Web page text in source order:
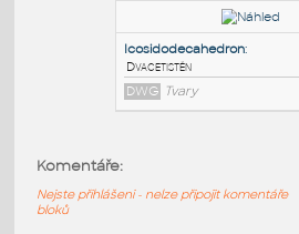
150830-Ikosaeder-
Koule, dvacetistěn,
IPT Tvary
normály
Komentáře:
Nejste přihlášeni - nelze připojit komentáře
bloků